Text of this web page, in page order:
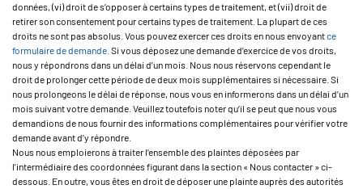
données, (vi) droit de s’opposer à certains types de traitement, et (vii) droit de
retirer son consentement pour certains types de traitement. La plupart de ces
droits ne sont pas absolus. Vous pouvez exercer ces droits en nous envoyantce
formulaire de demande . Si vous déposez une demande d’exercice de vos droits,
nous y répondrons dans un délai d’un mois. Nous nous réservons cependant le
droit de prolonger cette période de deux mois supplémentaires si nécessaire. Si
nous prolongeons le délai de réponse, nous vous en informerons dans un délai d’un
mois suivant votre demande. Veuillez toutefois noter qu’il se peut que nous vous
demandions de nous fournir des informations complémentaires pour vérifier votre
demande avant d’y répondre.
Nous nous emploierons à traiter l’ensemble des plaintes déposées par
l’intermédiaire des coordonnées figurant dans la section « Nous contacter » ci-
dessous. En outre, vous êtes en droit de déposer une plainte auprès des autorités